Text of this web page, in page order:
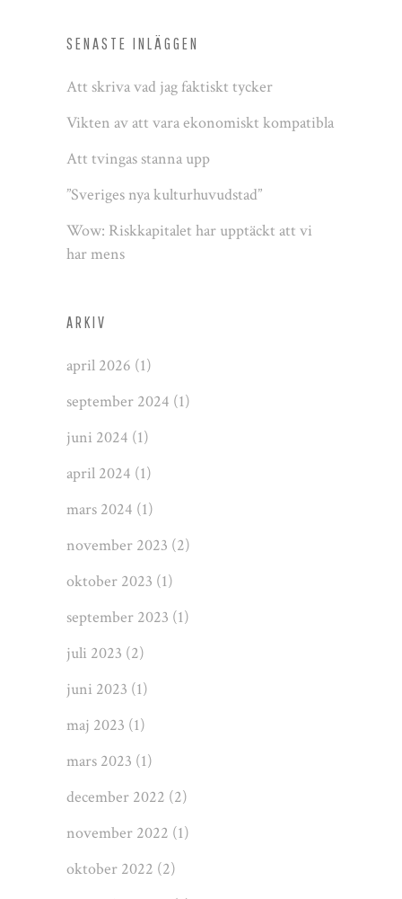
SENASTE INLÄGGEN
Att skriva vad jag faktiskt tycker
Vikten av att vara ekonomiskt kompatibla
Att tvingas stanna upp
”Sveriges nya kulturhuvudstad”
Wow: Riskkapitalet har upptäckt att vi
har mens
ARKIV
april 2026 (1)
september 2024 (1)
juni 2024 (1)
april 2024 (1)
mars 2024 (1)
november 2023 (2)
oktober 2023 (1)
september 2023 (1)
juli 2023 (2)
juni 2023 (1)
maj 2023 (1)
mars 2023 (1)
december 2022 (2)
november 2022 (1)
oktober 2022 (2)